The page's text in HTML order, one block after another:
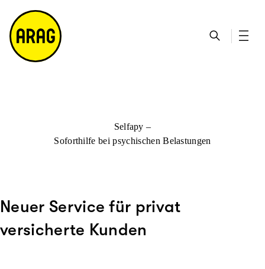
h
e
ta
k
ts
ei
te
e
m
a
p
Selfapy –
Soforthilfe bei psychischen Belastungen
Neuer Service für privat
versicherte Kunden